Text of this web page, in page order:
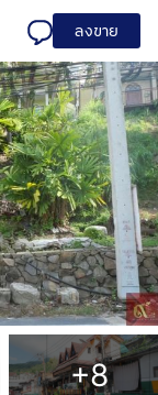
ลงขาย
+8